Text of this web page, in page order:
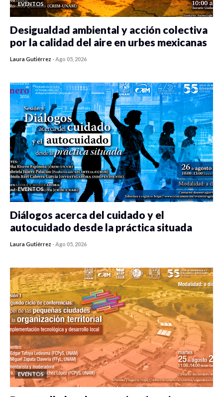
EVENTOS
Desigualdad ambiental y acción colectiva
por la calidad del aire en urbes mexicanas
Laura Gutiérrez -Ago 05, 2026
EVENTOS
Diálogos acerca del cuidado y el
autocuidado desde la práctica situada
Laura Gutiérrez -Ago 05, 2026
EVENTOS